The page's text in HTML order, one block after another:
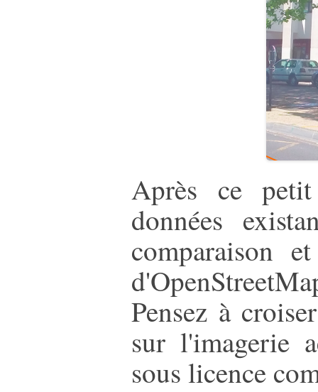
Après ce
données
comparaison
Pensez à
sur l'imagerie
sous licence